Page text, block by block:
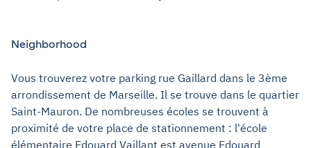
Neighborhood
Vous trouverez votre parking rue Gaillard dans le 3ème
arrondissement de Marseille. Il se trouve dans le quartier
Saint-Mauron. De nombreuses écoles se trouvent à
proximité de votre place de stationnement : l'école
élémentaire Edouard Vaillant est avenue Edouard